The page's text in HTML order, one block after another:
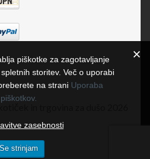
piškotke za zagotavljanje
storitev. Več o uporabi
na strani Uporaba
piškotkov.
zasebnosti
Se strinjam